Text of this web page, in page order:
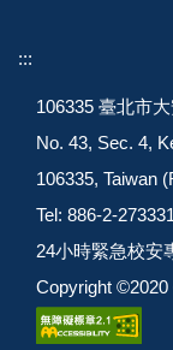
:::
106335 臺北市
No. 43, Sec. 4,
106335, Taiwan
Tel: 886-2-
24小時緊急校安
Copyright